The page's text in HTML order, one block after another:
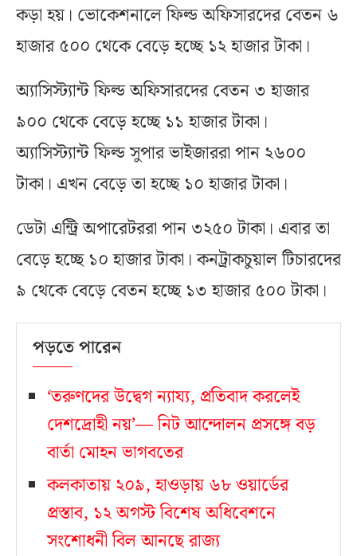
কড়া হয়। ভোকেশনালে ফিল্ড অফিসারদের বেতন ৬
হাজার ৫০০ থেকে বেড়ে হচ্ছে ১২ হাজার টাকা।
অ্যাসিস্ট্যান্ট ফিল্ড অফিসারদের বেতন ৩ হাজার
৯০০ থেকে বেড়ে হচ্ছে ১১ হাজার টাকা।
অ্যাসিস্ট্যান্ট ফিল্ড সুপার ভাইজাররা পান ২৬০০
টাকা। এখন বেড়ে তা হচ্ছে ১০ হাজার টাকা।
ডেটা এন্ট্রি অপারেটররা পান ৩২৫০ টাকা। এবার তা
বেড়ে হচ্ছে ১০ হাজার টাকা। কনট্রাকচুয়াল টিচারদের
৯ থেকে বেড়ে বেতন হচ্ছে ১৩ হাজার ৫০০ টাকা।
পড়তে পারেন
‘তরুণদের উদ্বেগ ন্যায্য, প্রতিবাদ করলেই
দেশদ্রোহী নয়’— নিট আন্দোলন প্রসঙ্গে বড়
বার্তা মোহন ভাগবতের
কলকাতায় ২০৯, হাওড়ায় ৬৮ ওয়ার্ডের
প্রস্তাব, ১২ অগস্ট বিশেষ অধিবেশনে
সংশোধনী বিল আনছে রাজ্য